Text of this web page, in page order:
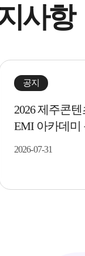
사항
공지
2026 제주콘
EMI 아카데미
2026-07-31